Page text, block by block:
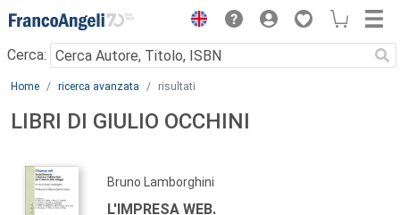
Menu
Cerca:
Main content
Home ricerca avanzata risultati
LIBRI DI GIULIO OCCHINI
Bruno Lamborghini
L'IMPRESA WEB.